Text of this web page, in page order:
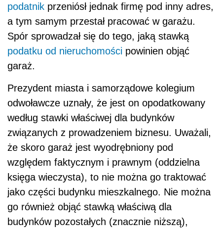
podatnik przeniósł jednak firmę pod inny adres,
a tym samym przestał pracować w garażu.
Spór sprowadzał się do tego, jaką stawką
podatku od nieruchomości powinien objąć
garaż.
Prezydent miasta i samorządowe kolegium
odwoławcze uznały, że jest on opodatkowany
według stawki właściwej dla budynków
związanych z prowadzeniem biznesu. Uważali,
że skoro garaż jest wyodrębniony pod
względem faktycznym i prawnym (oddzielna
księga wieczysta), to nie można go traktować
jako części budynku mieszkalnego. Nie można
go również objąć stawką właściwą dla
budynków pozostałych (znacznie niższą),